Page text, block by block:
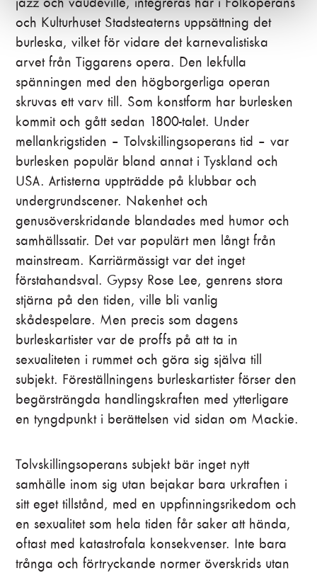
och Kulturhuset Stadsteaterns uppsättning det
burleska, vilket för vidare det karnevalistiska
arvet från Tiggarens opera. Den lekfulla
spänningen med den högborgerliga operan
skruvas ett varv till. Som konstform har burlesken
kommit och gått sedan 1800-talet. Under
mellankrigstiden – Tolvskillingsoperans tid – var
burlesken populär bland annat i Tyskland och
USA. Artisterna uppträdde på klubbar och
undergrundscener. Nakenhet och
genusöverskridande blandades med humor och
samhällssatir. Det var populärt men långt från
mainstream. Karriärmässigt var det inget
förstahandsval. Gypsy Rose Lee, genrens stora
stjärna på den tiden, ville bli vanlig
skådespelare. Men precis som dagens
burleskartister var de proffs på att ta in
sexualiteten i rummet och göra sig själva till
subjekt. Föreställningens burleskartister förser den
begärsträngda handlingskraften med ytterligare
en tyngdpunkt i berättelsen vid sidan om Mackie.
Tolvskillingsoperans subjekt bär inget nytt
samhälle inom sig utan bejakar bara urkraften i
sitt eget tillstånd, med en uppfinningsrikedom och
en sexualitet som hela tiden får saker att hända,
oftast med katastrofala konsekvenser. Inte bara
trånga och förtryckande normer överskrids utan